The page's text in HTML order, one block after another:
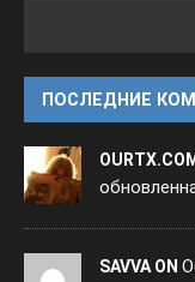
ПОСЛЕДНИЕ
SAVVA ON